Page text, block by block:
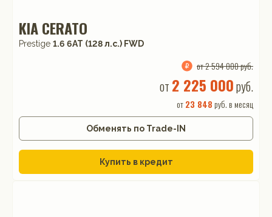
KIA CERATO
Prestige 1.6 6AT (128 л.с.) FWD
от 2 594 000 руб.
от 2 225 000руб.
от23 848 руб. в месяц
Обменять по Trade-IN
Купить в кредит